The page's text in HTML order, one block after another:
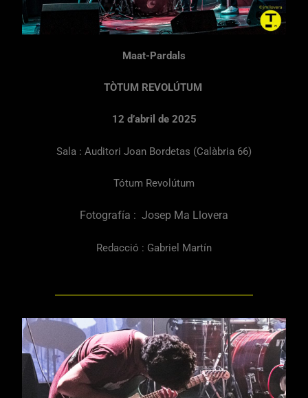
Maat-Pardals
TÒTUM REVOLÚTUM
12 d’abril de 2025
Sala : Auditori Joan Bordetas (Calàbria 66)
Tótum Revolútum
Fotografía : Josep Ma Llovera
Redacció : Gabriel Martín